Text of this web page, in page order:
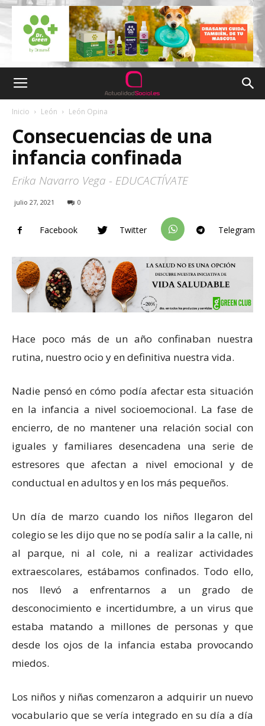
Inicio León León Opina
Consecuencias de una
infancia confinada
Erika Navarro Vega - EDUCACTÍVATE
julio 27, 2021 0
Facebook Twitter Telegram
Hace poco más de un año confinaban nuestra
rutina, nuestro ocio y en definitiva nuestra vida.
Nadie pensó en cómo podía afectar esta situación
en la infancia a nivel socioemocional. La fase de
encierro, de no mantener una relación social con
iguales y familiares desencadena una serie de
estresores que afectan a nivel emocional y de
conductual en adultos y en los más pequeños.
Un día de marzo cuando los niños llegaron del
colegio se les dijo que no se podía salir a la calle, ni
al parque, ni al cole, ni a realizar actividades
extraescolares, estábamos confinados. Todo ello,
nos llevó a enfrentarnos a un grado de
desconocimiento e incertidumbre, a un virus que
estaba matando a millones de personas y que
desde los ojos de la infancia estaba provocando
miedos.
Los niños y niñas comenzaron a adquirir un nuevo
vocabulario que se vería integrado en su día a día